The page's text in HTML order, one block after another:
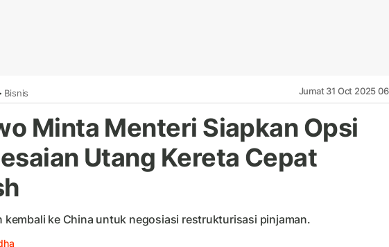
Bisnis Jumat 31 Oct 2025
Minta Menteri Siapkan Opsi
Utang Kereta Cepat
kembali ke China untuk negosiasi restrukturisasi pinjaman.